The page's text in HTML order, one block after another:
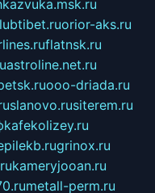
orior-aks.ru
flatnsk.ru
astroline.net.ru
ooo-driada.ru
siterem.ru
kafekolizey.ru
grinox.ru
kameryjooan.ru
metall-perm.ru